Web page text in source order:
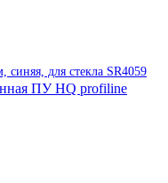
для стекла SR4059